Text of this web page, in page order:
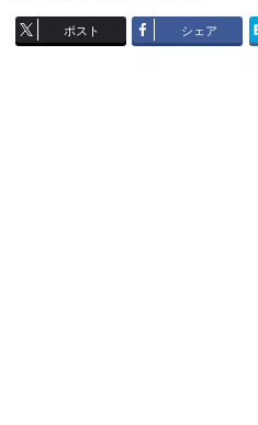
ポスト シェア